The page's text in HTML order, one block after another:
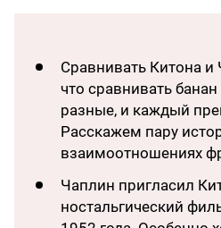
Сравнивать Китона
что сравнивать
разные, и каждый
Расскажем пару
взаимоотношениях
Чаплин пригласил
ностальгический